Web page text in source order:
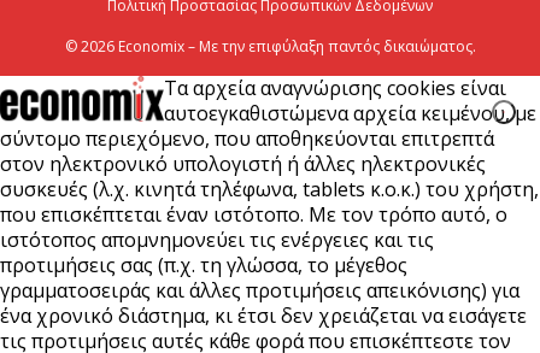
Πολιτική Προστασίας Προσωπικών Δεδομένων
© 2026 Economix – Με την επιφύλαξη παντός δικαιώματος.
Τα αρχεία αναγνώρισης cookies είναι
αυτοεγκαθιστώμενα αρχεία κειμένου, με
σύντομο περιεχόμενο, που αποθηκεύονται επιτρεπτά
στον ηλεκτρονικό υπολογιστή ή άλλες ηλεκτρονικές
συσκευές (λ.χ. κινητά τηλέφωνα, tablets κ.ο.κ.) του χρήστη,
που επισκέπτεται έναν ιστότοπο. Με τον τρόπο αυτό, ο
ιστότοπος απομνημονεύει τις ενέργειες και τις
προτιμήσεις σας (π.χ. τη γλώσσα, το μέγεθος
γραμματοσειράς και άλλες προτιμήσεις απεικόνισης) για
ένα χρονικό διάστημα, κι έτσι δεν χρειάζεται να εισάγετε
τις προτιμήσεις αυτές κάθε φορά που επισκέπτεστε τον